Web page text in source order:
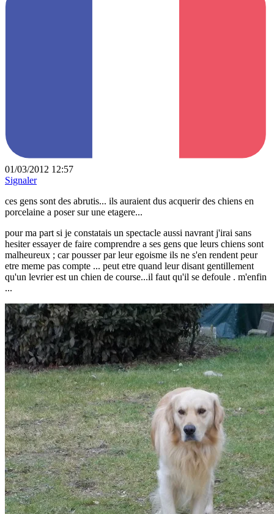
01/03/2012 12:57
Signaler
ces gens sont des abrutis... ils auraient dus acquerir des chiens en
porcelaine a poser sur une etagere...
pour ma part si je constatais un spectacle aussi navrant j'irai sans
hesiter essayer de faire comprendre a ses gens que leurs chiens sont
malheureux ; car pousser par leur egoisme ils ne s'en rendent peur
etre meme pas compte ... peut etre quand leur disant gentillement
qu'un levrier est un chien de course...il faut qu'il se defoule . m'enfin
...